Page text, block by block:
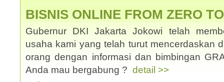
BISNIS ONLINE FROM ZERO
Gubernur DKI Jakarta Jokowi telah
usaha kami yang telah turut mencerdaskan
orang dengan informasi dan bimbingan
Anda mau bergabung ? detail >>